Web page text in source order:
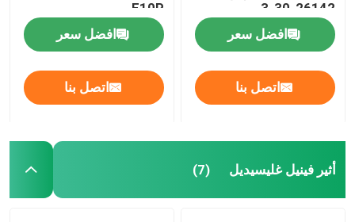
26142-30-3
افضل سعر
اتصل بنا
E10P
افضل سعر
اتصل بنا
أثير فينيل غليسيديل (7)